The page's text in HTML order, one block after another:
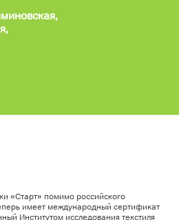
«Старт» помимо российского
имеет международный сертификат
Институтом исследования текстиля